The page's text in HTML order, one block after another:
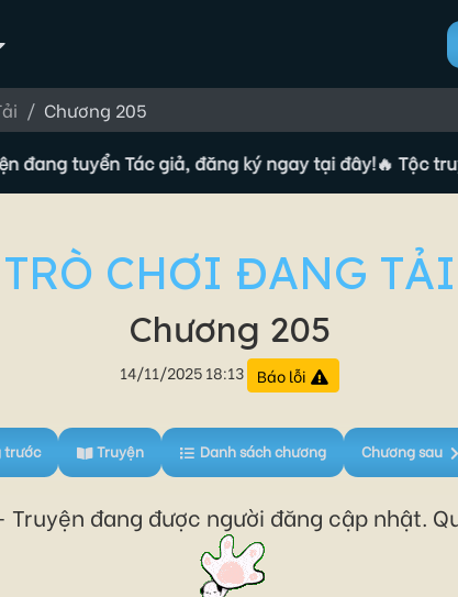
Chương 205
tuyển Tác giả, đăng ký ngay tại đây!🔥 Tộc truyện
TRÒ CHƠI ĐANG TẢI
Chương 205
14/11/2025 18:13 Báo lỗi
trước Truyện Danh sách chương Chương sau
đang được người đăng cập nhật.